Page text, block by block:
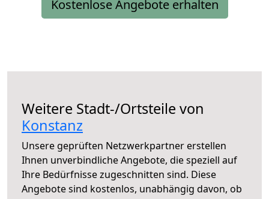
Kostenlose Angebote erhalten
Weitere Stadt-/Ortsteile von
Konstanz
Unsere geprüften Netzwerkpartner erstellen
Ihnen unverbindliche Angebote, die speziell auf
Ihre Bedürfnisse zugeschnitten sind. Diese
Angebote sind kostenlos, unabhängig davon, ob